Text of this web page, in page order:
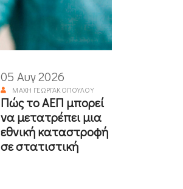
05 Αυγ 2026
ΜΆΧΗ ΓΕΩΡΓΑΚΟΠΟΎΛΟΥ
Πώς το ΑΕΠ μπορεί
να μετατρέπει μια
εθνική καταστροφή
σε στατιστική